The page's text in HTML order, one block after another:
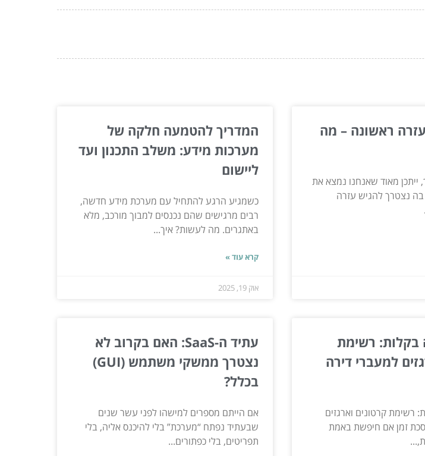
ראשונה – מה
ייתכן מאוד שאנחנו נמצא את
בה נצטרך להגיש עזרה
המדריך להטמעה חלקה של
מערכות מידע: משלב התכנון ועד
ליישום
כשמגיע הרגע להתחיל עם מערכת מידע חדשה,
רבים מרגישים שהם נכנסים למבוך מורכב, מלא
באתגרים. מה לעשות? איך...
קרא עוד »
אוק 19, 2025
בקלות: רשימת
למעברי דירה
רשימת קרטונים וארגזים
זמן אם חיפשת באמת
עתיד ה-SaaS: האם בקרוב לא
נצטרך ממשקי משתמש (GUI)
בכלל?
אם הייתם מספרים למישהו לפני עשר שנים
שבעתיד נפתח “מערכת” בלי להיכנס אליה, בלי
תפריטים, בלי כפתורים...